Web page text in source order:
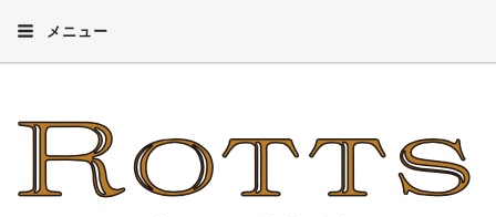
メニュー